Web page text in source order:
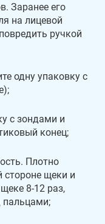
Заранее его
на лицевой
ручкой
одну упаковку с
с зондами и
конец;
Плотно
стороне щеки и
8-12 раз,
пальцами;